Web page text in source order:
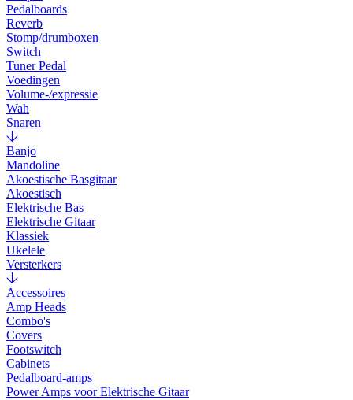
Pedalboards
Reverb
Stomp/drumboxen
Switch
Tuner Pedal
Voedingen
Volume-/expressie
Wah
Snaren
Banjo
Mandoline
Akoestische Basgitaar
Akoestisch
Elektrische Bas
Elektrische Gitaar
Klassiek
Ukelele
Versterkers
Accessoires
Amp Heads
Combo's
Covers
Footswitch
Cabinets
Pedalboard-amps
Power Amps voor Elektrische Gitaar